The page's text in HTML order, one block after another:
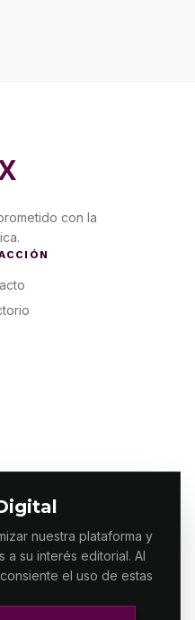
nuestra plataforma y
su interés editorial. Al
el uso de estas
con la
DERECHOS